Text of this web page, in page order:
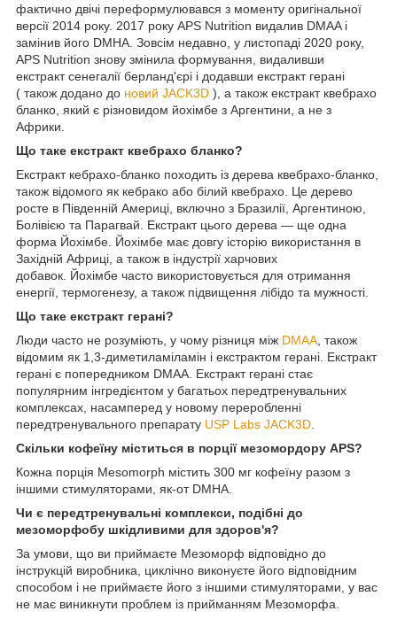
фактично двічі переформулювався з моменту оригінальної
версії 2014 року. 2017 року APS Nutrition видалив DMAA і
замінив його DMHA. Зовсім недавно, у листопаді 2020 року,
APS Nutrition знову змінила формування, видаливши
екстракт сенегалії берланд'єрі і додавши екстракт герані
( також додано до новий JACK3D ), а також екстракт квебрахо
бланко, який є різновидом йохімбе з Аргентини, а не з
Африки.
Що таке екстракт квебрахо бланко?
Екстракт кебрахо-бланко походить із дерева квебрахо-бланко,
також відомого як кебрако або білий квебрахо. Це дерево
росте в Південній Америці, включно з Бразилії, Аргентиною,
Болівією та Парагвай. Екстракт цього дерева — ще одна
форма Йохімбе. Йохімбе має довгу історію використання в
Західній Африці, а також в індустрії харчових
добавок. Йохімбе часто використовується для отримання
енергії, термогенезу, а також підвищення лібідо та мужності.
Що таке екстракт герані?
Люди часто не розуміють, у чому різниця між DMAA , також
відомим як 1,3-диметиламіламін і екстрактом герані. Екстракт
герані є попередником DMAA. Екстракт герані стає
популярним інгредієнтом у багатьох передтренувальних
комплексах, насамперед у новому переробленні
передтренувального препарату USP Labs JACK3D
Скільки кофеїну міститься в порції мезомордору APS?
Кожна порція Mesomorph містить 300 мг кофеїну разом з
іншими стимуляторами, як-от DMHA.
Чи є передтренувальні комплекси, подібні до
мезоморфобу шкідливими для здоров'я?
За умови, що ви приймаєте Мезоморф відповідно до
інструкцій виробника, циклічно виконуєте його відповідним
способом і не приймаєте його з іншими стимуляторами, у вас
не має виникнути проблем із прийманням Мезоморфа.